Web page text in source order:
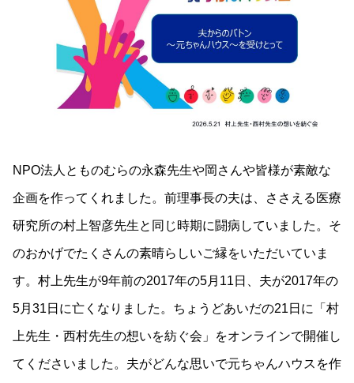
NPO法人とものむらの永森先生や岡さんや皆様が素敵な
企画を作ってくれました。前理事長の夫は、ささえる医療
研究所の村上智彦先生と同じ時期に闘病していました。そ
のおかげでたくさんの素晴らしいご縁をいただいていま
す。村上先生が9年前の2017年の5月11日、夫が2017年の
5月31日に亡くなりました。ちょうどあいだの21日に「村
上先生・西村先生の想いを紡ぐ会」をオンラインで開催し
てくださいました。夫がどんな思いで元ちゃんハウスを作